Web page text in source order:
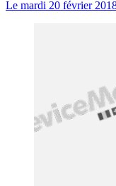
Le mardi 20 février